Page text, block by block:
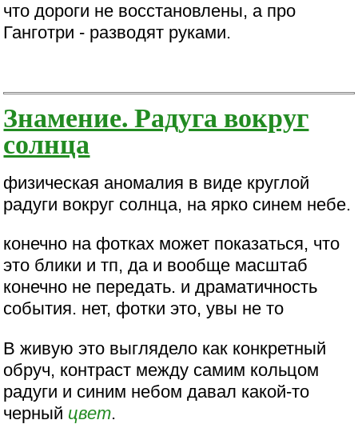
что дороги не восстановлены, а про
Ганготри - разводят руками.
Знамение. Радуга вокруг
солнца
физическая аномалия в виде круглой
радуги вокруг солнца, на ярко синем небе.
конечно на фотках может показаться, что
это блики и тп, да и вообще масштаб
конечно не передать. и драматичность
события. нет, фотки это, увы не то
В живую это выглядело как конкретный
обруч, контраст между самим кольцом
радуги и синим небом давал какой-то
черный цвет.